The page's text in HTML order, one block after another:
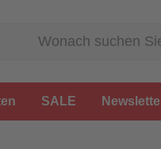
SALE